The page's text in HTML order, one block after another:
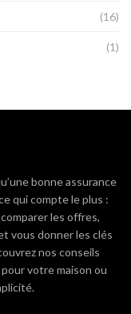
(16)
(1)
bonne assurance
qui compte le plus :
les offres,
vous donner les clés
nos conseils
votre maison ou